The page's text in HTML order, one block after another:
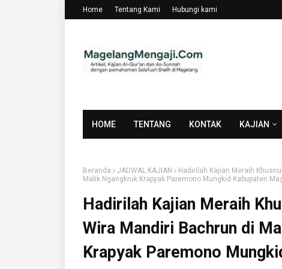
Home Tentang Kami Hubungi kami
HOME TENTANG KONTAK KAJIAN
Beranda JADWAL KAJIAN
Hadirilah Kajian Meraih
Malik Ngangkruk Krapyak Paremono Mungkid Kabupaten
Hadirilah Kajian Meraih
Wira Mandiri Bachrun di
Krapyak Paremono